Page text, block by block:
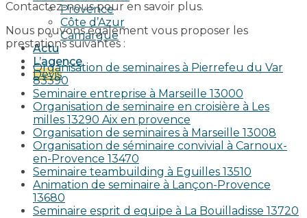
Provence
Côte d’Azur
Camargue
Actu
L’agence
Devis
Contactez-nous pour en savoir plus.
Nous pouvons également vous proposer les
prestations suivantes :
Organisation de seminaires à Pierrefeu du Var
83390
Seminaire entreprise à Marseille 13000
Organisation de seminaire en croisière à Les
milles 13290 Aix en provence​
Organisation de seminaires à Marseille 13008
Organisation de séminaire convivial à Carnoux-
en-Provence 13470
Seminaire teambuilding à Eguilles 13510
Animation de seminaire à Lançon-Provence
13680
Seminaire esprit d equipe à La Bouilladisse 13720